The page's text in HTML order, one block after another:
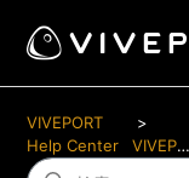
VIVEPORT
Help Center
VIVEPORT